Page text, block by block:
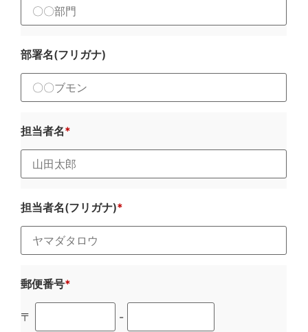
部署名(フリガナ)
担当者名
担当者名(フリガナ)
郵便番号
〒 -